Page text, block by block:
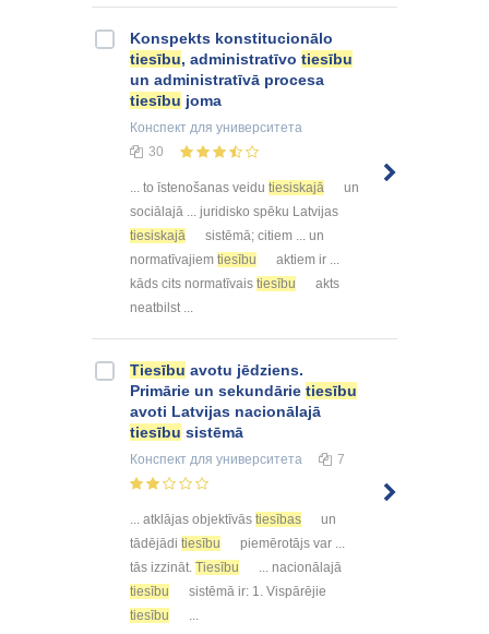
Konspekts konstitucionālo
tiesību, administratīvo tiesību
un administratīvā procesa
tiesību joma
Конспект для университета
30
... to īstenošanas veidu tiesiskajā
un
sociālajā ... juridisko spēku Latvijas
tiesiskajā
sistēmā; citiem ... un
normatīvajiem tiesību
aktiem ir ...
kāds cits normatīvais tiesību
akts
neatbilst ...
Tiesību avotu jēdziens.
Primārie un sekundārie tiesību
avoti Latvijas nacionālajā
tiesību sistēmā
Конспект для университета 7
... atklājas objektīvās tiesības
un
tādējādi tiesību
piemērotājs var ...
tās izzināt. Tiesību
... nacionālajā
tiesību
sistēmā ir: 1. Vispārējie
tiesību